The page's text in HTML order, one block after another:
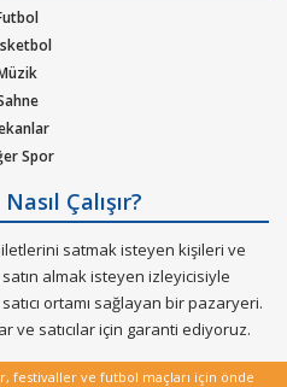
dünyada en çok konser veren
turneleriyle biletleri günler
biletlerini Ticketfoni
Çalışır
ve Teslimat
Doğrulama
Sorular
Spor
Çalışır?
satmak isteyen kişileri ve
almak isteyen izleyicisiyle
ortamı sağlayan bir pazaryeri.
ve satıcılar için garanti ediyoruz.
festivaller ve futbol maçları için önde